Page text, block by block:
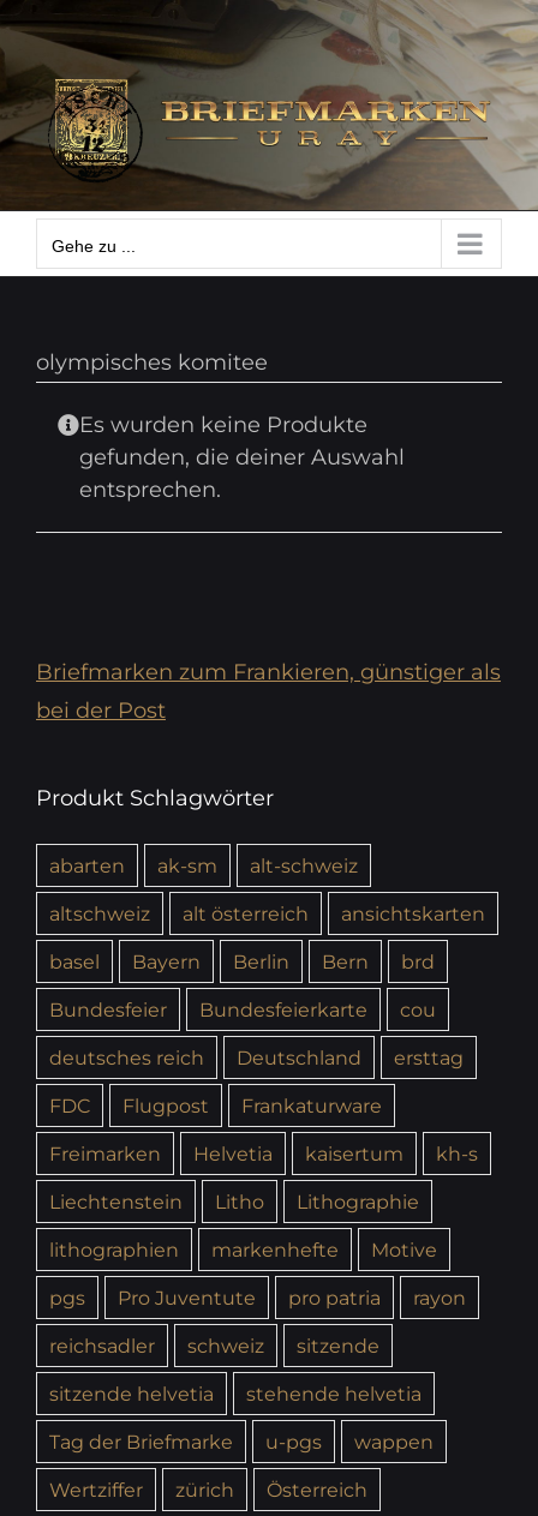
Zum
Inhalt
springen
Gehe zu ...
Gehe zu ...
olympisches komitee
Es wurden keine Produkte
gefunden, die deiner Auswahl
entsprechen.
Briefmarken zum Frankieren, günstiger als
bei der Post
Produkt Schlagwörter
abarten ak-sm
alt-schweiz
altschweiz
alt österreich
ansichtskarten
basel
Bayern Berlin Bern
brd
Bundesfeier
Bundesfeierkarte
cou
deutsches reich
Deutschland
ersttag
FDC
Flugpost
Frankaturware
Freimarken
Helvetia kaisertum
kh-s
Liechtenstein
Litho
Lithographie
lithographien
markenhefte
Motive
pgs
Pro Juventute pro patria
rayon
reichsadler
schweiz
sitzende
sitzende helvetia
stehende helvetia
Tag der Briefmarke
u-pgs
wappen
Wertziffer
zürich Österreich